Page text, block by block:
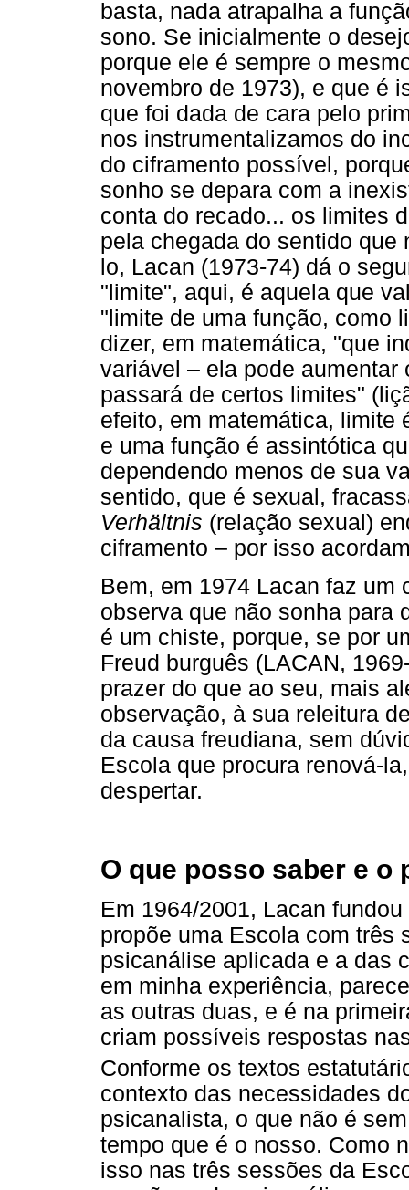
basta, nada atrapalha a
sono. Se inicialmente o
porque ele é sempre o
novembro de 1973), e que é
que foi dada de cara pelo
nos instrumentalizamos do
do ciframento possível,
sonho se depara com a
conta do recado... os limites
pela chegada do sentido
lo, Lacan (1973-74) dá o
"limite", aqui, é aquela que
"limite de uma função, como
dizer, em matemática, "que
variável – ela pode
passará de certos limites"
efeito, em matemática, limite
e uma função é assintótica
dependendo menos de sua
sentido, que é sexual,
Verhältnis (relação sexual)
ciframento – por isso
Bem, em 1974 Lacan faz um
observa que não sonha para
é um chiste, porque, se por
Freud burguês (LACAN,
prazer do que ao seu, mais
observação, à sua releitura
da causa freudiana, sem
Escola que procura renová-
despertar.
O que posso saber e o
Em 1964/2001, Lacan
propõe uma Escola com três
psicanálise aplicada e a das
em minha experiência,
as outras duas, e é na
criam possíveis respostas
Conforme os textos
contexto das necessidades
psicanalista, o que não é
tempo que é o nosso. Como
isso nas três sessões da